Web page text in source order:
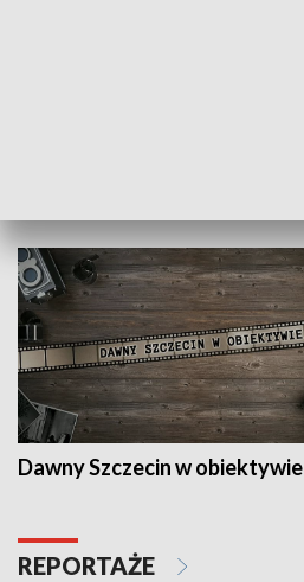
Dawny Szczecin w obiektywie
REPORTAŻE